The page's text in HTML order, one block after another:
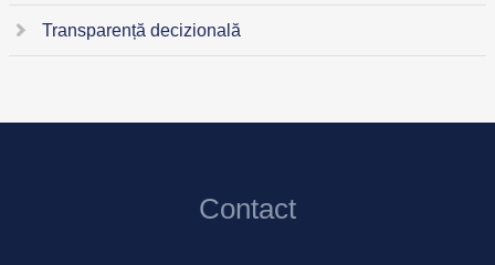
Transparență decizională
Contact